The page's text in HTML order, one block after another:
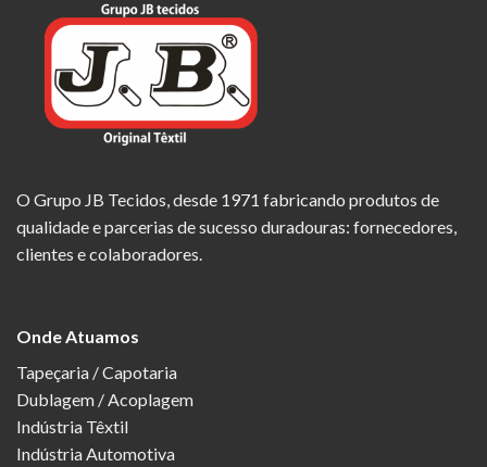
O Grupo JB Tecidos, desde 1971 fabricando produtos de
qualidade e parcerias de sucesso duradouras: fornecedores,
clientes e colaboradores.
Onde Atuamos
Tapeçaria / Capotaria
Dublagem / Acoplagem
Indústria Têxtil
Indústria Automotiva